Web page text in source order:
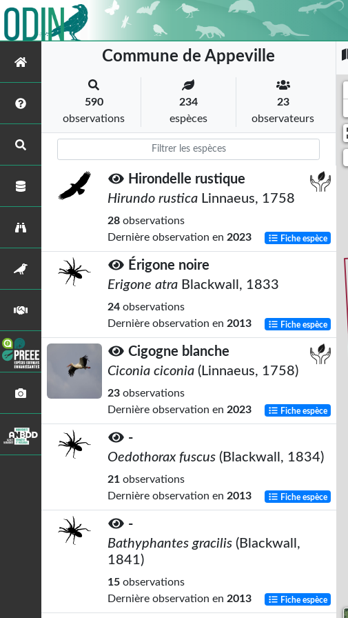
Commune de Appeville
590
observations
234
espèces
23
observateurs
Hirondelle rustique
Hirundo rustica Linnaeus, 1758
28 observations
Dernière observation en 2023 Fiche espèce
Érigone noire
Erigone atra Blackwall, 1833
24 observations
Dernière observation en 2013 Fiche espèce
Cigogne blanche
Ciconia ciconia (Linnaeus, 1758)
23 observations
Dernière observation en 2023 Fiche espèce
-
Oedothorax fuscus (Blackwall, 1834)
21 observations
Dernière observation en 2013 Fiche espèce
-
Bathyphantes gracilis (Blackwall,
1841)
15 observations
Dernière observation en 2013 Fiche espèce